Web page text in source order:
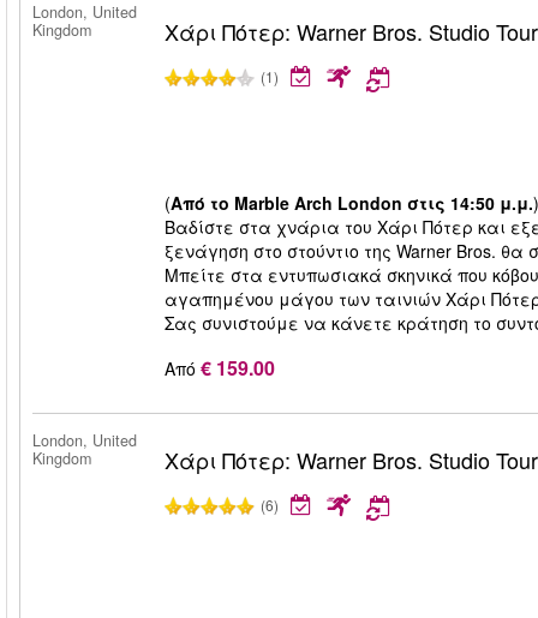
London, United
Kingdom
Χάρι Πότερ: Warner Bros. Studio
(1)
(Από το Marble Arch London στις 14:50 μ.μ.)
Βαδίστε στα χνάρια του Χάρι Πότερ και
ξενάγηση στο στούντιο της Warner Bros.
Μπείτε στα εντυπωσιακά σκηνικά που
αγαπημένου μάγου των ταινιών Χάρι
Σας συνιστούμε να κάνετε κράτηση το
Από € 159.00
London, United
Kingdom
Χάρι Πότερ: Warner Bros. Studio
(6)